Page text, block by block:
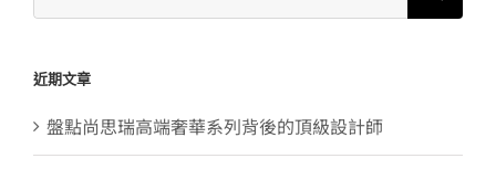
for:
近期文章
盤點尚思瑞高端奢華系列背後的頂級設計師